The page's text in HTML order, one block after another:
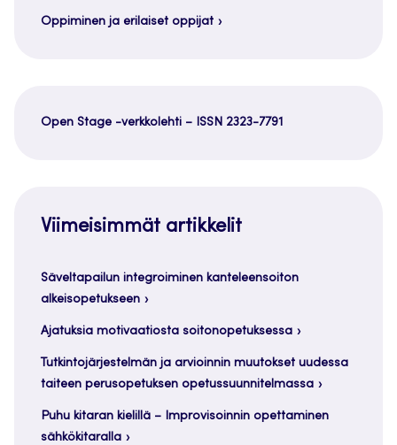
Oppiminen ja erilaiset oppijat
Open Stage -verkkolehti – ISSN 2323-7791
Viimeisimmät artikkelit
Säveltapailun integroiminen kanteleensoiton
alkeisopetukseen
Ajatuksia motivaatiosta soitonopetuksessa
Tutkintojärjestelmän ja arvioinnin muutokset uudessa
taiteen perusopetuksen opetussuunnitelmassa
Puhu kitaran kielillä – Improvisoinnin opettaminen
sähkökitaralla